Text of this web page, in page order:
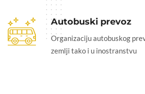
Autobuski prevoz
Organizaciju autobuskog
zemlji tako i u inostranstvu